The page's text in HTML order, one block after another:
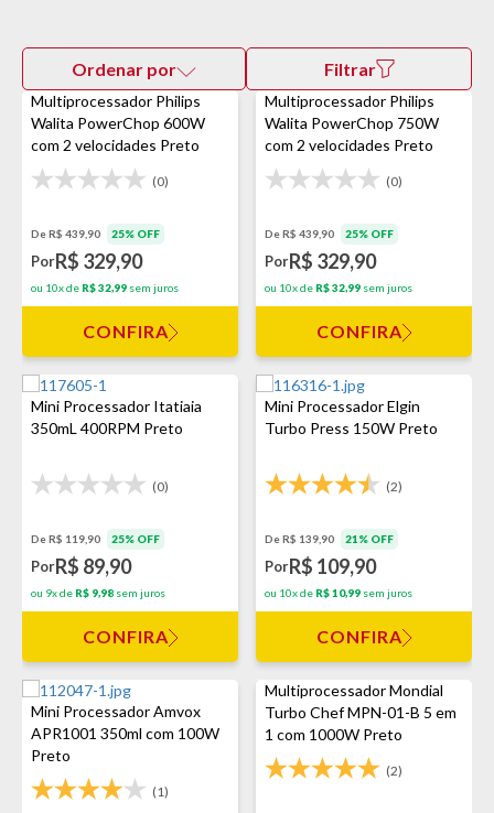
Ordenar por Filtrar
Multiprocessador Philips
Walita PowerChop 600W
com 2 velocidades Preto
(0)
De R$ 439,90 25% OFF
PorR$ 329,90
ou 10x de R$ 32,99 sem juros
CONFIRA
Multiprocessador Philips
Walita PowerChop 750W
com 2 velocidades Preto
(0)
De R$ 439,90 25% OFF
PorR$ 329,90
ou 10x de R$ 32,99 sem juros
CONFIRA
Mini Processador Itatiaia
350mL 400RPM Preto
(0)
De R$ 119,90 25% OFF
PorR$ 89,90
ou 9x de R$ 9,98 sem juros
CONFIRA
Mini Processador Elgin
Turbo Press 150W Preto
(2)
De R$ 139,90 21% OFF
PorR$ 109,90
ou 10x de R$ 10,99 sem juros
CONFIRA
Mini Processador Amvox
APR1001 350ml com 100W
Preto
(1)
Multiprocessador Mondial
Turbo Chef MPN-01-B 5 em
1 com 1000W Preto
(2)